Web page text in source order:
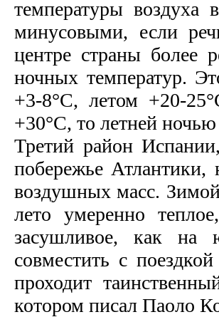
температуры
минусовыми, если
центре страны более
ночных температур.
+3-8°С, летом +20-
+30°С, то летней
Третий район
побережье Атлантики,
воздушных масс. Зимой
лето умеренно
засушливое, как
совместить с
проходит
котором писал Паоло